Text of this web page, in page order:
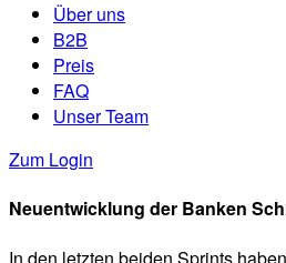
Über uns
B2B
Preis
FAQ
Unser Team
Zum Login
Neuentwicklung der Banken
In den letzten beiden Sprints